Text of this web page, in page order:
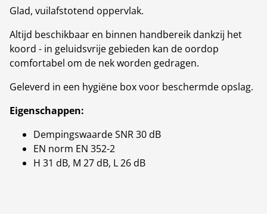
Glad, vuilafstotend oppervlak.
Altijd beschikbaar en binnen handbereik dankzij het
koord - in geluidsvrije gebieden kan de oordop
comfortabel om de nek worden gedragen.
Geleverd in een hygiëne box voor beschermde opslag.
Eigenschappen:
Dempingswaarde SNR 30 dB
EN norm EN 352-2
H 31 dB, M 27 dB, L 26 dB